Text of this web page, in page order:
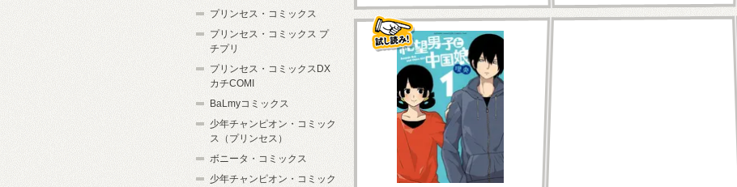
プリンセス・コミックス
プリンセス・コミックス プ
チプリ
プリンセス・コミックスDX
カチCOMI
BaLmyコミックス
少年チャンピオン・コミック
ス（プリンセス）
ボニータ・コミックス
少年チャンピオン・コミック